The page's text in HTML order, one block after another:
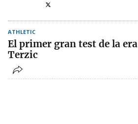
ATHLETIC
El primer gran test de la era
Terzic